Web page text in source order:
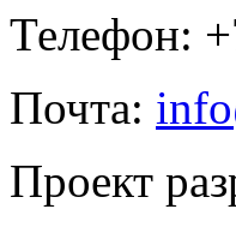
Телефон:
Почта:
Проект